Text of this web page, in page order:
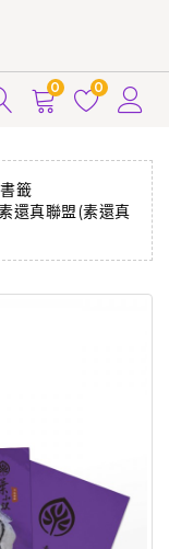
0 0
籤
還真聯盟(素還真